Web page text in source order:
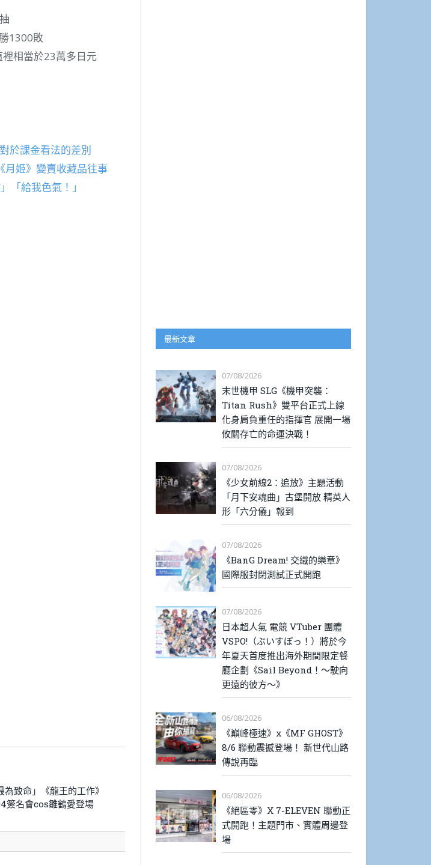
1300敗
相當於23萬多日元
於課金看法的差別
月姬》變賣收藏品往事
「給我色氣！」
為致命」《龍王的工作》
簽名會cos雛鶴愛登場
最新文章
07/08/2026
末世機甲 SLG《機甲突襲：
Titan Rush》雙平台正式上線
化身肩負重任的指揮官 展開一場
攸關存亡的命運決戰！
07/08/2026
《少女前線2：追放》主題活動
「月下安魂曲」古堡開放 精英人
形「六分儀」報到
07/08/2026
《BanG Dream! 交織的樂章》
國際服封閉測試正式開跑
07/08/2026
日本超人氣 電競 VTuber 團體
VSPO!（ぶいすぽっ！）將於今
年夏天首度推出海外期間限定餐
廳企劃《Sail Beyond！～駛向
更遠的彼方～》
06/08/2026
《巔峰極速》x《MF GHOST》
8/6 聯動震撼登場！ 新世代山路
傳說再臨
06/08/2026
《絕區零》X 7-ELEVEN 聯動正
式開跑！主題門市、實體周邊登
場